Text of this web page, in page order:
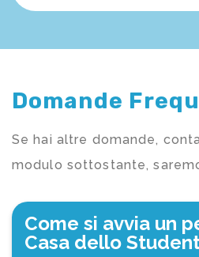
Domande
Se hai altre domande,
modulo sottostante,
Come si avvia un
Casa dello